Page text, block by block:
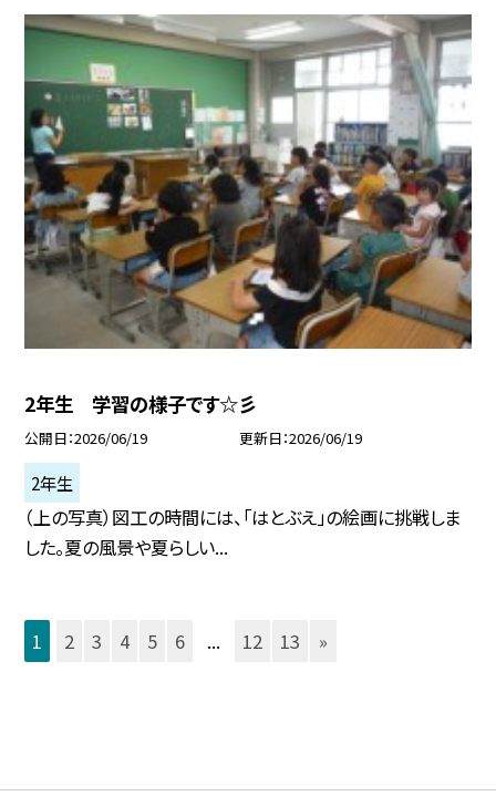
2年生 学習の様子です☆彡
公開日 2026/06/19 更新日 2026/06/19
2年生
（上の写真）図工の時間には、「はとぶえ」の絵画に挑戦しま
した。夏の風景や夏らしい...
1 2 3 4 5 6 ... 12 13 »